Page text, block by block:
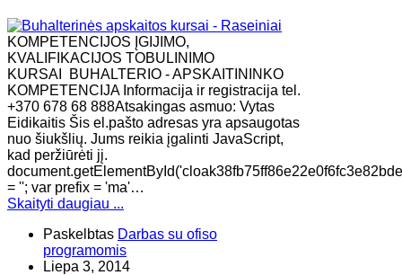
KOMPETENCIJOS ĮGIJIMO,
KVALIFIKACIJOS TOBULINIMO
KURSAI BUHALTERIO - APSKAITININKO
KOMPETENCIJA Informacija ir registracija tel.
+370 678 68 888Atsakingas asmuo: Vytas
Eidikaitis Šis el.pašto adresas yra apsaugotas
nuo šiukšlių. Jums reikia įgalinti JavaScript,
kad peržiūrėti jį.
= ''; var prefix = 'ma'…
Skaityti daugiau ...
Paskelbtas Darbas su ofiso
programomis
Liepa 3, 2014